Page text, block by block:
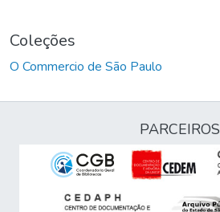
Coleções
O Commercio de São Paulo
PARCEIROS